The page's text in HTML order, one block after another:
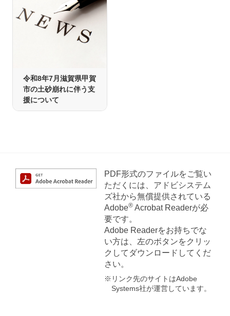
令和8年7月滋賀県甲賀
市の土砂崩れに伴う支
援について
PDF形式のファイルをご覧い
ただくには、アドビシステム
ズ社から無償提供されている
Adobe®Acrobat Readerが必
要です。
Adobe Readerをお持ちでな
い方は、左のボタンをクリッ
クしてダウンロードしてくだ
さい。
※リンク先のサイトはAdobe
Systems社が運営しています。